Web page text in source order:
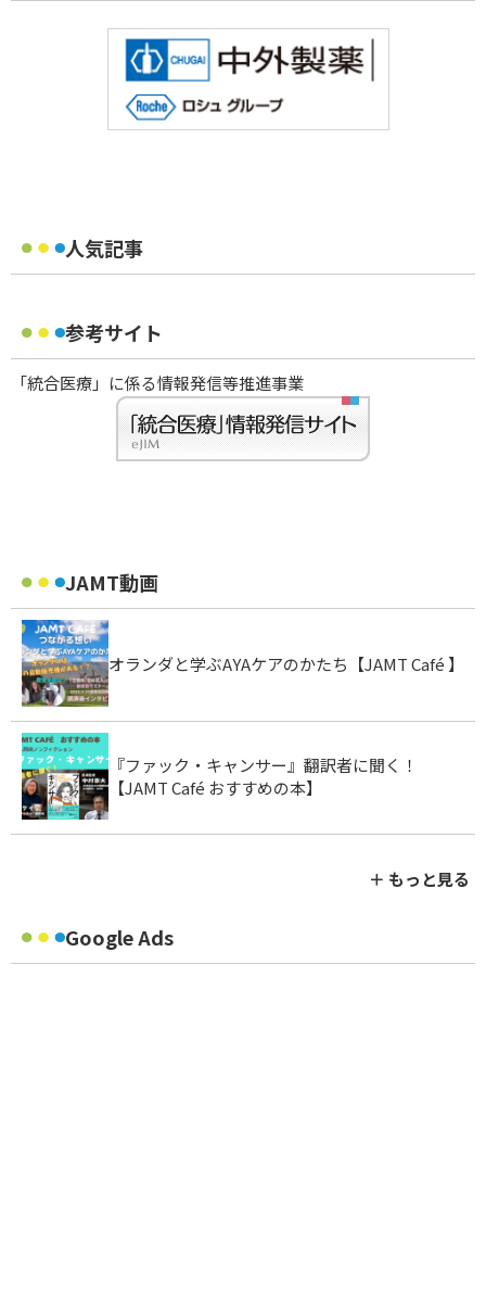
人気記事
参考サイト
「統合医療」に係る情報発信等推進事業
JAMT動画
オランダと学ぶAYAケアのかたち【JAMT Café 】
『ファック・キャンサー』翻訳者に聞く！
【JAMT Café おすすめの本】
＋ もっと見る
Google Ads